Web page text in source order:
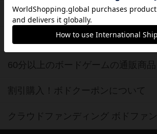
2人用ボードゲームの通販商品
20分以下のボードゲームの通販商品
60分以上のボードゲームの通販商品
割引購入！ボドクーポンについて
クラウドファンディング ボドファン